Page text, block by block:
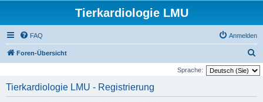
Tierkardiologie LMU
FAQ Anmelden
Foren-Übersicht
u
Sprache:
Tierkardiologie LMU - Registrierung